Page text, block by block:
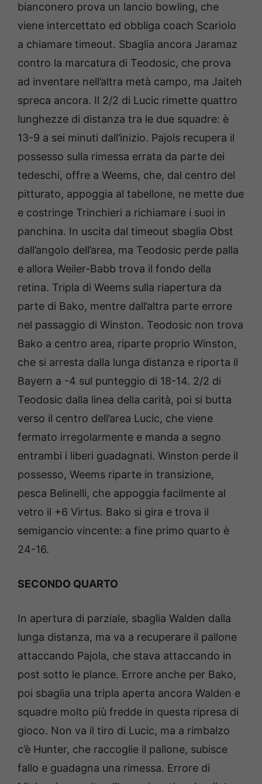
bianconero prova un lancio bowling, che
viene intercettato ed obbliga coach Scariolo
a chiamare timeout. Sbaglia ancora Jaramaz
contro la marcatura di Teodosic, che prova
ad inventare nell’altra metà campo, ma Jaiteh
spreca ancora. Il 2/2 di Lucic rimette quattro
lunghezze di distanza tra le due squadre: è
13-9 a sei minuti dall’inizio. Pajols recupera il
possesso sulla rimessa errata da parte dei
tedeschi, offre a Weems, che, dal centro del
pitturato, appoggia al tabellone, ne mette due
e costringe Trinchieri a richiamare i suoi in
panchina. In uscita dal timeout sbaglia Obst
dall’angolo dell’area, ma Teodosic perde palla
e allora Weiler-Babb trova il fondo della
retina. Tripla di Weems sulla riapertura da
parte di Bako, mentre dall’altra parte errore
nel passaggio di Winston. Teodosic non trova
Bako a centro area, riparte proprio Winston,
che si arresta dalla lunga distanza e riporta il
Bayern a -4 sul punteggio di 18-14. 2/2 di
Teodosic dalla linea della carità, poi si butta
verso il centro dell’area Lucic, che viene
fermato irregolarmente e manda a segno
entrambi i liberi guadagnati. Winston perde il
possesso, Weems riparte in transizione,
pesca Belinelli, che appoggia facilmente al
vetro il +6 Virtus. Bako si gira e trova il
semigancio vincente: a fine primo quarto è
24-16.
SECONDO QUARTO
In apertura di parziale, sbaglia Walden dalla
lunga distanza, ma va a recuperare il pallone
attaccando Pajola, che stava attaccando in
post sotto le plance. Errore anche per Bako,
poi sbaglia una tripla aperta ancora Walden e
squadre molto più fredde in questa ripresa di
gioco. Non va il tiro di Lucic, ma a rimbalzo
c’è Hunter, che raccoglie il pallone, subisce
fallo e guadagna una rimessa. Errore di